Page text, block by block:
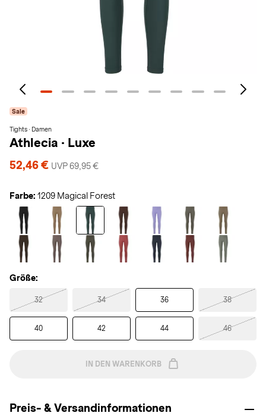
Sale
Tights · Damen
Athlecia · Luxe
52,46 € UVP 69,95 €
Farbe: 1209 Magical Forest
Größe:
32 34 36 38
40 42 44 46
IN DEN WARENKORB
Preis- & Versandinformationen